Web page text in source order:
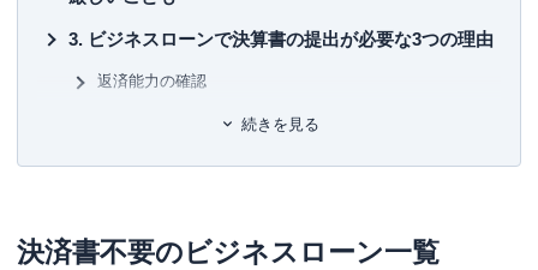
ビジネスローンで決算書の提出が必要な3つの理由
返済能力の確認
続きを見る
決済書不要のビジネスローン一覧